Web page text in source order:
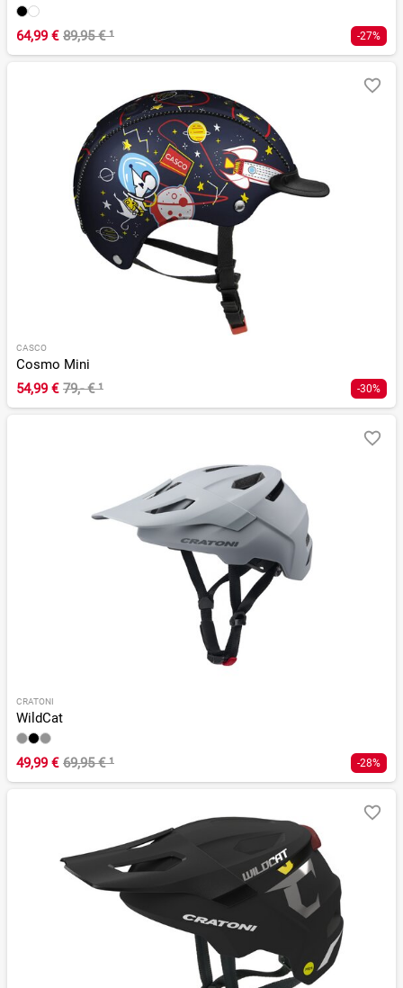
64,99 € 89,95 €¹ -27%
CASCO
Cosmo Mini
54,99 € 79,- €¹ -30%
CRATONI
WildCat
49,99 € 69,95 €¹ -28%